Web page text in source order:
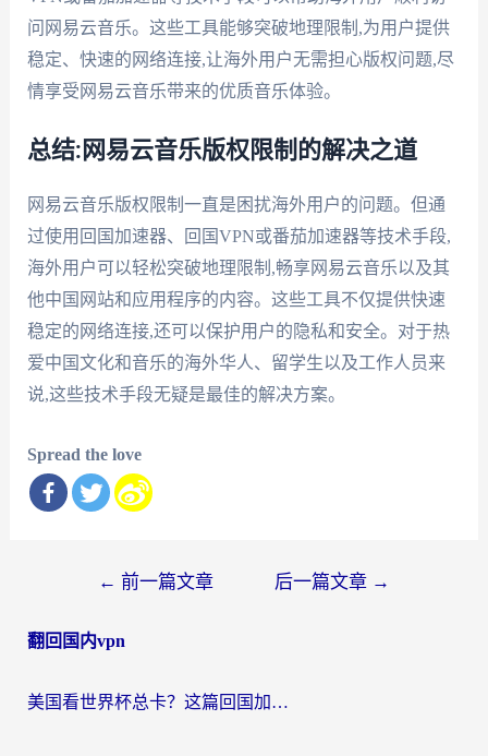
问网易云音乐。这些工具能够突破地理限制,为用户提供
稳定、快速的网络连接,让海外用户无需担心版权问题,尽
情享受网易云音乐带来的优质音乐体验。
总结:网易云音乐版权限制的解决之道
网易云音乐版权限制一直是困扰海外用户的问题。但通
过使用回国加速器、回国VPN或番茄加速器等技术手段,
海外用户可以轻松突破地理限制,畅享网易云音乐以及其
他中国网站和应用程序的内容。这些工具不仅提供快速
稳定的网络连接,还可以保护用户的隐私和安全。对于热
爱中国文化和音乐的海外华人、留学生以及工作人员来
说,这些技术手段无疑是最佳的解决方案。
Spread the love
导
← 前一篇文章 后一篇文章 →
翻回国内vpn
美国看世界杯总卡？这篇回国加速器指南帮你无缝刷国内资源（附苹果手机VPN设置步骤）